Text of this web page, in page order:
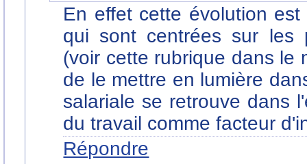
En effet cette évolution
qui sont centrées sur les
(voir cette rubrique dans le
de le mettre en lumière
salariale se retrouve dans
du travail comme facteur
Répondre